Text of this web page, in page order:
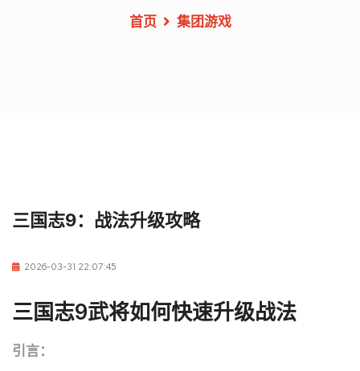
首页 集团游戏
三国志9：战法升级攻略
2026-03-31 22:07:45
三国志9武将如何快速升级战法
引言：